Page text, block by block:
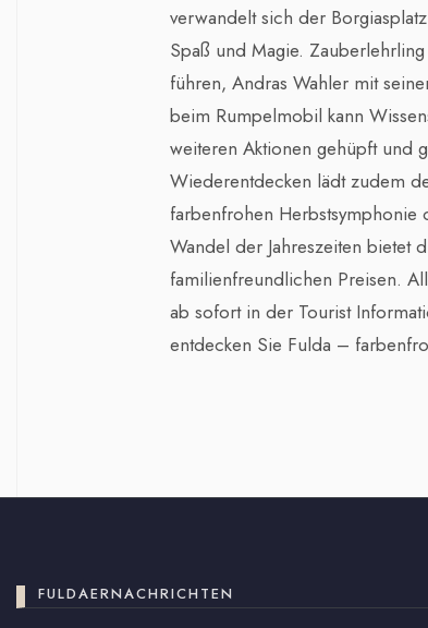
verwandelt sich der
Spaß und Magie.
führen, Andras Wahler mit
beim Rumpelmobil kann
weiteren Aktionen gehüpft und
Wiederentdecken lädt zudem
farbenfrohen
Wandel der Jahreszeiten bietet
familienfreundlichen Preisen.
ab sofort in der Tourist
entdecken Sie Fulda –
FULDAERNACHRICHTEN